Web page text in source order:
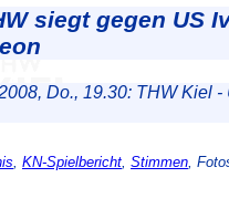
siegt gegen US
Do., 19.30: THW Kiel -
KN-Spielbericht Stimmen ,